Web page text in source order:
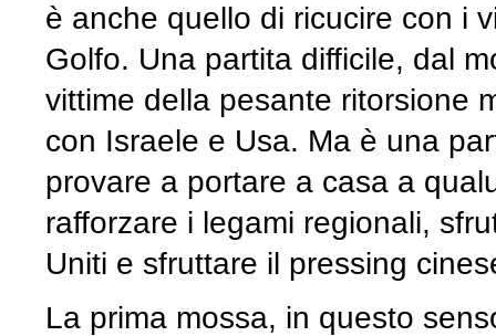
è anche quello di ricucire con i
Golfo. Una partita difficile, dal
vittime della pesante ritorsione
con Israele e Usa. Ma è una
provare a portare a casa a
rafforzare i legami regionali,
Uniti e sfruttare il pressing
La prima mossa, in questo